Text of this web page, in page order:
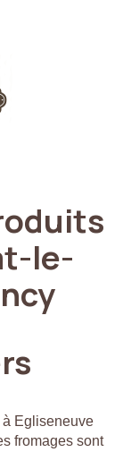
le-
Egliseneuve
fromages sont